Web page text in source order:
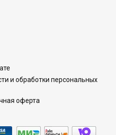
и обработки персональных
оферта